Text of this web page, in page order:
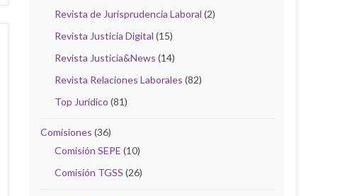
Revista de Jurisprudencia Laboral (2)
Revista Justicia Digital (15)
Revista Justicia&News (14)
Revista Relaciones Laborales (82)
Top Jurídico (81)
Comisiones (36)
Comisión SEPE (10)
Comisión TGSS (26)